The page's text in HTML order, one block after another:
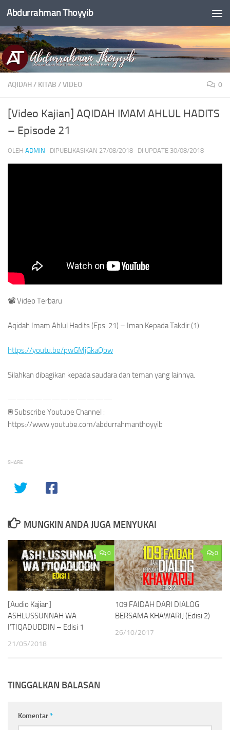
Skip to content
Abdurrahman Thoyyib
AQIDAH/ KITAB /VIDEO 0
[Video Kajian] AQIDAH IMAM AHLUL HADITS
– Episode 21
OLEH ADMIN · DIPUBLIKASIKAN 27/08/2018 · DI UPDATE 30/08/2018
📽Video Terbaru
Aqidah Imam Ahlul Hadits (Eps. 21) – Iman Kepada Takdir (1)
https://youtu.be/pwGMjGkaQbw
Silahkan dibagikan kepada saudara dan teman yang lainnya.
————————————
🖲Subscribe Youtube Channel :
https://www.youtube.com/abdurrahmanthoyyib
SHARE
MUNGKIN ANDA JUGA MENYUKAI
0
[Audio Kajian]
ASHLUSSUNNAH WA
I’TIQADUDDIN – Edisi 1
21/05/2018
0
109 FAIDAH DARI DIALOG
BERSAMA KHAWARIJ (Edisi 2)
26/10/2017
TINGGALKAN BALASAN
Komentar*